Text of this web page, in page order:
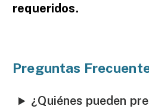
requeridos.
Preguntas
¿Quiénes pueden